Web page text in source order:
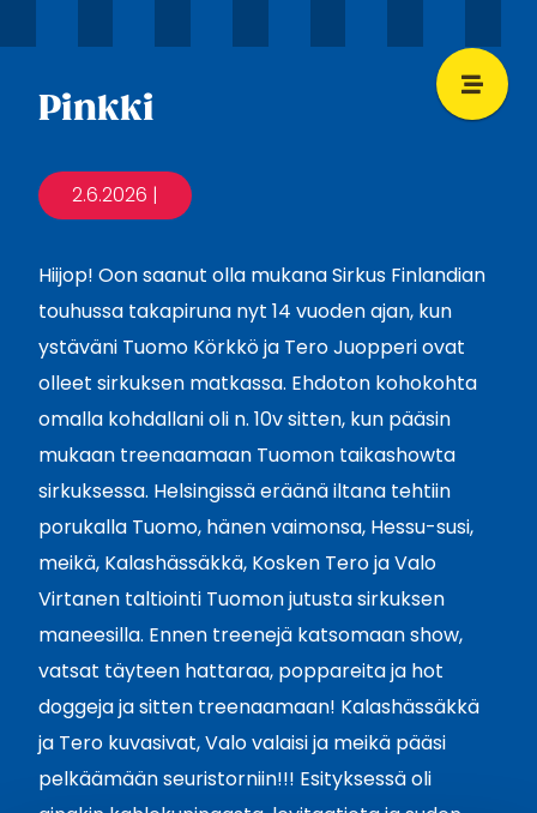
Pinkki
2.6.2026 |
Hiijop! Oon saanut olla mukana Sirkus Finlandian
touhussa takapiruna nyt 14 vuoden ajan, kun
ystäväni Tuomo Körkkö ja Tero Juopperi ovat
olleet sirkuksen matkassa. Ehdoton kohokohta
omalla kohdallani oli n. 10v sitten, kun pääsin
mukaan treenaamaan Tuomon taikashowta
sirkuksessa. Helsingissä eräänä iltana tehtiin
porukalla Tuomo, hänen vaimonsa, Hessu-susi,
meikä, Kalashässäkkä, Kosken Tero ja Valo
Virtanen taltiointi Tuomon jutusta sirkuksen
maneesilla. Ennen treenejä katsomaan show,
vatsat täyteen hattaraa, poppareita ja hot
doggeja ja sitten treenaamaan! Kalashässäkkä
ja Tero kuvasivat, Valo valaisi ja meikä pääsi
pelkäämään seuristorniin!!! Esityksessä oli